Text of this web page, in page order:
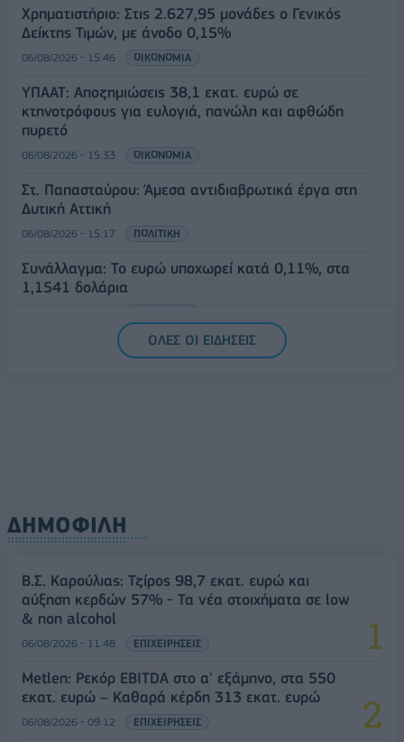
Χρηματιστήριο: Στις 2.627,95 μονάδες ο Γενικός
Δείκτης Τιμών, με άνοδο 0,15%
06/08/2026 - 15:46 ΟΙΚΟΝΟΜΙΑ
ΥΠΑΑΤ: Αποζημιώσεις 38,1 εκατ. ευρώ σε
κτηνοτρόφους για ευλογιά, πανώλη και αφθώδη
πυρετό
06/08/2026 - 15:33 ΟΙΚΟΝΟΜΙΑ
Στ. Παπασταύρου: Άμεσα αντιδιαβρωτικά έργα στη
Δυτική Αττική
06/08/2026 - 15:17 ΠΟΛΙΤΙΚΗ
Συνάλλαγμα: Το ευρώ υποχωρεί κατά 0,11%, στα
1,1541 δολάρια
ΟΛΕΣ ΟΙ ΕΙΔΗΣΕΙΣ
ΔΗΜΟΦΙΛΗ
Β.Σ. Καρούλιας: Τζίρος 98,7 εκατ. ευρώ και
αύξηση κερδών 57% - Τα νέα στοιχήματα σε low
& non alcohol
06/08/2026 - 11:48 ΕΠΙΧΕΙΡΗΣΕΙΣ
Metlen: Ρεκόρ EBITDA στο α' εξάμηνο, στα 550
εκατ. ευρώ – Καθαρά κέρδη 313 εκατ. ευρώ
06/08/2026 - 09:12 ΕΠΙΧΕΙΡΗΣΕΙΣ